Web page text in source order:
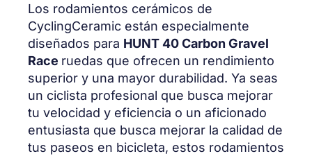
Los rodamientos cerámicos de
CyclingCeramic están especialmente
diseñados para HUNT 40 Carbon Gravel
Race ruedas que ofrecen un rendimiento
superior y una mayor durabilidad. Ya seas
un ciclista profesional que busca mejorar
tu velocidad y eficiencia o un aficionado
entusiasta que busca mejorar la calidad de
tus paseos en bicicleta, estos rodamientos